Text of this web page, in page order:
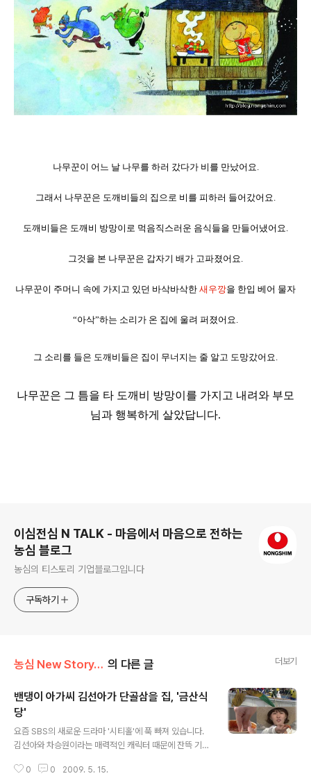
나무꾼이 어느 날 나무를 하러 갔다가 비를 만났어요.
그래서 나무꾼은 도깨비들의 집으로 비를 피하러 들어갔어요.
도깨비들은 도깨비 방망이로 먹음직스러운 음식들을 만들어냈어요.
그것을 본 나무꾼은 갑자기 배가 고파졌어요.
나무꾼이 주머니 속에 가지고 있던 바삭바삭한 새우깡을 한입 베어 물자
“아삭”하는 소리가 온 집에 울려 퍼졌어요.
그 소리를 들은 도깨비들은 집이 무너지는 줄 알고 도망갔어요.
나무꾼은 그 틈을 타 도깨비 방망이를 가지고 내려와 부모
님과 행복하게 살았답니다.
이심전심 N TALK - 마음에서 마음으로 전하는
농심 블로그
농심의 티스토리 기업블로그입니다
구독하기
농심 New Story/Inside N 의 다른 글 더보기
밴댕이 아가씨 김선아가 단골삼을 집, '금산식
당'
요즘 SBS의 새로운 드라마 '시티홀'에 푹 빠져 있습니다.
김선아와 차승원이라는 매력적인 캐릭터 때문에 잔뜩 기대
는 '밴댕이 아가씨 선발대회'를 열고 김선아(신미래)가 이
0 0 2009. 5. 15.